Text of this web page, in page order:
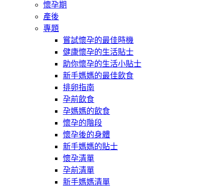
懷孕期
產後
專題
嘗試懷孕的最佳時機
健康懷孕的生活貼士
助你懷孕的生活小貼士
新手媽媽的最佳飲食
排卵指南
孕前飲食
孕媽媽的飲食
懷孕的階段
懷孕後的身體
新手媽媽的貼士
懷孕清單
孕前清單
新手媽媽清單